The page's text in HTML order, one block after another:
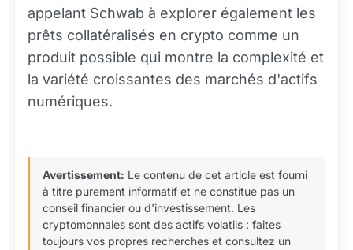
appelant Schwab à explorer également les
prêts collatéralisés en crypto comme un
produit possible qui montre la complexité et
la variété croissantes des marchés d'actifs
numériques.
Avertissement: Le contenu de cet article est fourni
à titre purement informatif et ne constitue pas un
conseil financier ou d'investissement. Les
cryptomonnaies sont des actifs volatils : faites
toujours vos propres recherches et consultez un